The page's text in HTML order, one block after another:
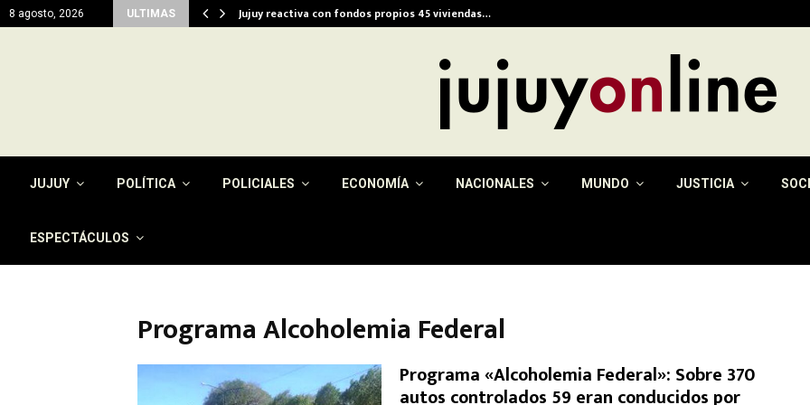
8 agosto, 2026 ULTIMAS Jujuy reactiva con fondos propios 45 viviendas…
JUJUY POLÍTICA POLICIALES ECONOMÍA NACIONALES MUNDO JUSTICIA
ESPECTÁCULOS
Programa Alcoholemia Federal
Programa «Alcoholemia Federal»: Sobre 370
autos controlados 59 eran conducidos por